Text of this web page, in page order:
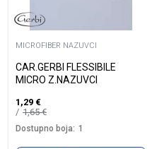
MICROFIBER NAZUVCI
CAR.GERBI FLESSIBILE
MICRO Z.NAZUVCI
1,29 €
1,65€
Dostupno boja: 1